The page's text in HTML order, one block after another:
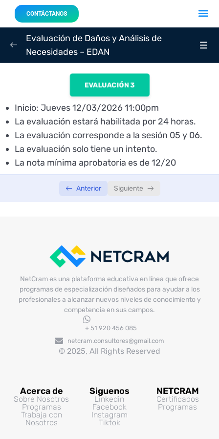
CONTÁCTANOS
SEMANA 03
Sesión 05: Martes 10/03/2026 – 4:00 p.m. 02:04:14
Sesión 06: Jueves 12/03/2026 – 4:00 p.m.
Evaluación de Daños y Análisis de
Necesidades – EDAN
EVALUACIÓN 3
Inicio: Jueves 12/03/2026 11:00pm
La evaluación estará habilitada por 24 horas.
La evaluación corresponde a la sesión 05 y 06.
La evaluación solo tiene un intento.
La nota mínima aprobatoria es de 12/20
Anterior Siguiente
NetCram es una plataforma educativa en línea que ofrece
programas de especialización diseñados para ayudar a los
profesionales a alcanzar nuevos niveles de conocimiento y
competencia en sus campos.
+ 51 920 456 085
netcram.consultores@gmail.com
© 2025, All Rights Reserved
Acerca de
Sobre Nosotros
Programas
Trabaja con
Nosotros
Siguenos
Linkedin
Facebook
Instagram
Tiktok
NETCRAM
Certificados
Programas